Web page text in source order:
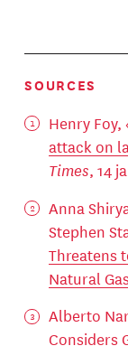
SOURCES
Henry Foy,
attack on
Times, 14
Anna
Stephen
Threatens
Natural Gas
Alberto
Considers